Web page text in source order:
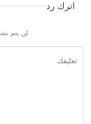
اترك رد
لن يتم